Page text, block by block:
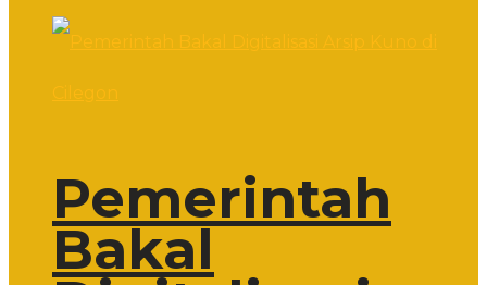
Pemerintah
Bakal